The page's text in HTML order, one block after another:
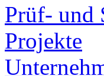
Prüf- und
Projekte